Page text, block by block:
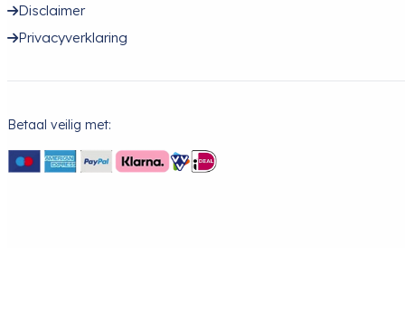
Disclaimer
Privacyverklaring
Betaal veilig met: